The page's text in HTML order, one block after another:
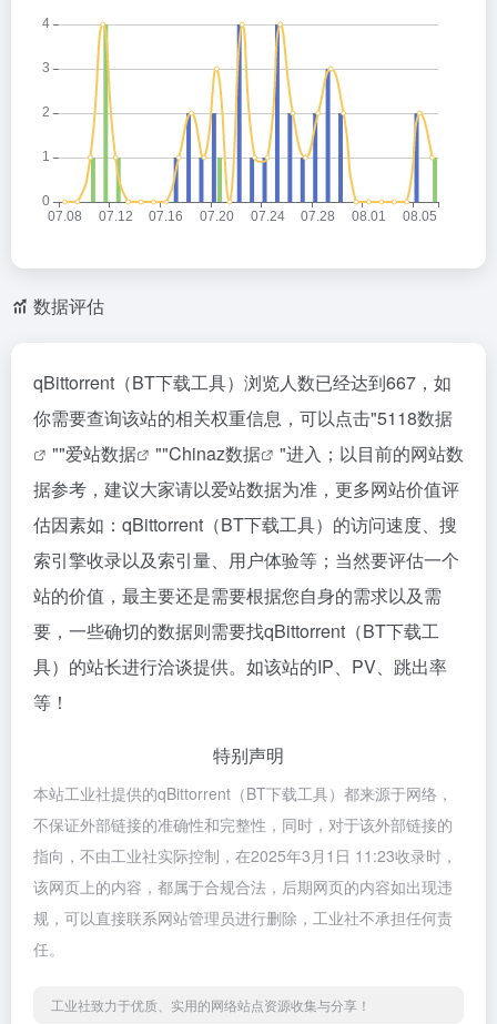
数据评估
qBittorrent（BT下载工具）浏览人数已经达到667，如
你需要查询该站的相关权重信息，可以点击"5118数据
""爱站数据 ""Chinaz数据
"进入；以目前的网站数
据参考，建议大家请以爱站数据为准，更多网站价值评
估因素如：qBittorrent（BT下载工具）的访问速度、搜
索引擎收录以及索引量、用户体验等；当然要评估一个
站的价值，最主要还是需要根据您自身的需求以及需
要，一些确切的数据则需要找qBittorrent（BT下载工
具）的站长进行洽谈提供。如该站的IP、PV、跳出率
等！
特别声明
本站工业社提供的qBittorrent（BT下载工具）都来源于网络，
不保证外部链接的准确性和完整性，同时，对于该外部链接的
指向，不由工业社实际控制，在2025年3月1日 11:23收录时，
该网页上的内容，都属于合规合法，后期网页的内容如出现违
规，可以直接联系网站管理员进行删除，工业社不承担任何责
任。
工业社致力于优质、实用的网络站点资源收集与分享！